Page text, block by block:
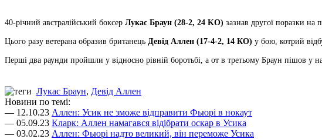
40-річний австралійський боксер Лукас Браун (28-2, 24 KO) зазнав другої поразки на
Цього разу ветерана образив британець Девід Аллен (17-4-2, 14 КО) у бою, котрий
Перші два раунди пройшли у відносно рівній боротьбі, а от в третьому Браун пішов у
Лукас Браун, Девід Аллен
Новини по темі:
— 12.10.23 Аллен: Усик не зможе відправити Фьюрі в нокаут
— 05.09.23 Кларк: Аллен намагався відібрати оскар в Усика
— 03.02.23 Аллен: Фьюрі надто великий, він переможе Усика